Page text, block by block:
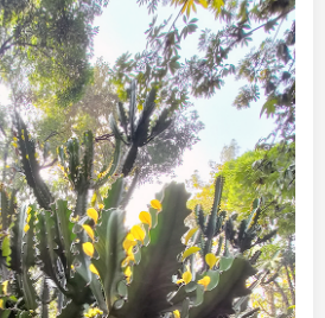
五一再游天后宫，这回登高望远，